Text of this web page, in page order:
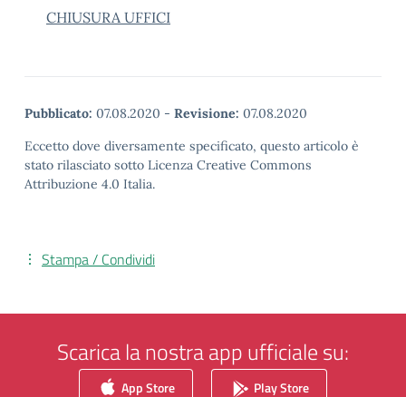
CHIUSURA UFFICI
Pubblicato: 07.08.2020 - Revisione: 07.08.2020
Eccetto dove diversamente specificato, questo articolo è
stato rilasciato sotto Licenza Creative Commons
Attribuzione 4.0 Italia.
Stampa / Condividi
Scarica la nostra app ufficiale su:
App Store Play Store